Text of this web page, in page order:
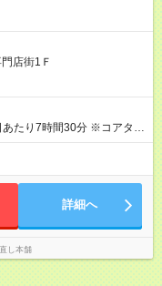
なし残業時間 30時間／月
四半期に1回、実績に応じ
のインセンティブで200万
採用時と同じです。
店街1Ｆ
あたり7時間30分 ※コアタイ
あり ★柔軟な働き
める為、 仕事とプライベ
めに退勤」 「予定があるの
に合わせた働き方も徐々
詳細へ
し本舗